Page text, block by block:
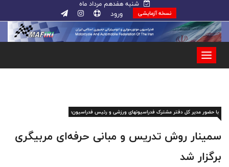
شنبه هفدهم مرداد ماه
نسخه آزمایشی ورود
با حضور مدیر کل دفتر مشترک فدراسیونهای ورزشی و رئیس فدراسیون؛
سمینار روش تدریس و مبانی حرفه‌ای مربیگری
برگزار شد